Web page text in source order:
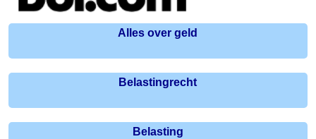
Alles over geld
Belastingrecht
Belasting